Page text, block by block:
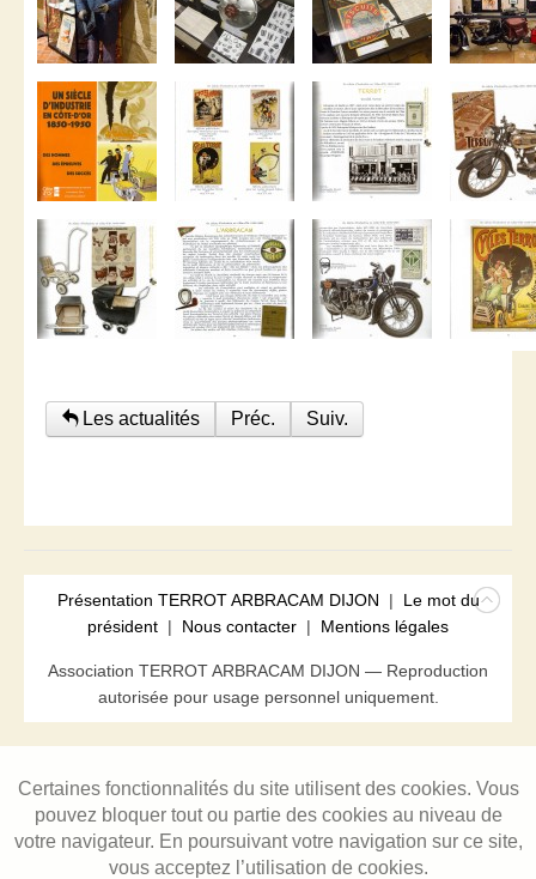
Les actualités Préc. Suiv.
Présentation TERROT ARBRACAM DIJON | Le mot du
président | Nous contacter | Mentions légales
Association TERROT ARBRACAM DIJON — Reproduction
autorisée pour usage personnel uniquement.
Certaines fonctionnalités du site utilisent des cookies. Vous
pouvez bloquer tout ou partie des cookies au niveau de
votre navigateur. En poursuivant votre navigation sur ce site,
vous acceptez l’utilisation de cookies.